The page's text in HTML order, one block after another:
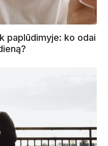
paplūdimyje: ko odai